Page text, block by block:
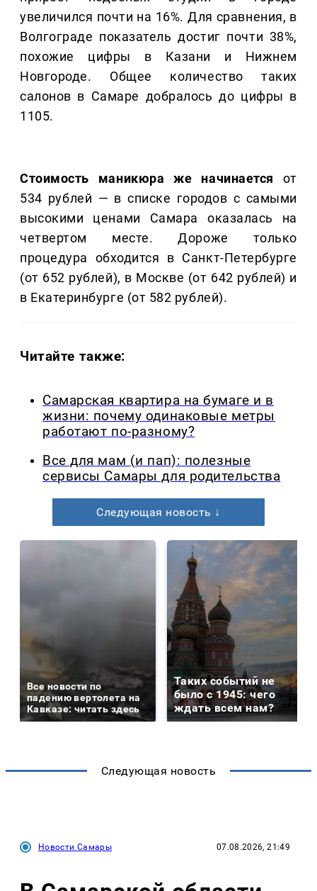
увеличился почти на 16%. Для сравнения, в
Волгограде показатель достиг почти 38%,
похожие цифры в Казани и Нижнем
Новгороде. Общее количество таких
салонов в Самаре добралось до цифры в
1105.
Стоимость маникюра же начинается от
534 рублей — в списке городов с самыми
высокими ценами Самара оказалась на
четвертом месте. Дороже только
процедура обходится в Санкт-Петербурге
(от 652 рублей), в Москве (от 642 рублей) и
в Екатеринбурге (от 582 рублей).
Читайте также:
Самарская квартира на бумаге и в
жизни: почему одинаковые метры
работают по-разному?
Все для мам (и пап): полезные
сервисы Самары для родительства
Следующая новость ↓
Все новости по
падению вертолета на
Кавказе: читать здесь
Таких событий не
было с 1945: чего
ждать всем нам?
Следующая новость
Новости Самары 07.08.2026, 21:49